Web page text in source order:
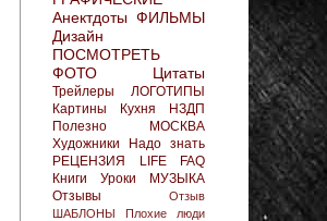
Анектдоты ФИЛЬМЫ
Дизайн
ПОСМОТРЕТЬ
ФОТО
Цитаты
Трейлеры
ЛОГОТИПЫ
Картины
Кухня
НЗДП
Полезно
МОСКВА
Художники
Надо знать
РЕЦЕНЗИЯ
LIFE FAQ
Книги
Уроки
МУЗЫКА
Отзывы
Отзыв
ШАБЛОНЫ
Плохие люди